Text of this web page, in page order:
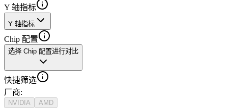
Y 轴指标
Y 轴指标
Chip 配置
选择 Chip 配置进行对比
快捷筛选
厂商:
NVIDIA AMD